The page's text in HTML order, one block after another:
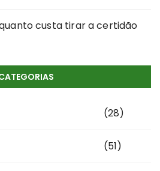
custa tirar a certidão
(28)
(51)